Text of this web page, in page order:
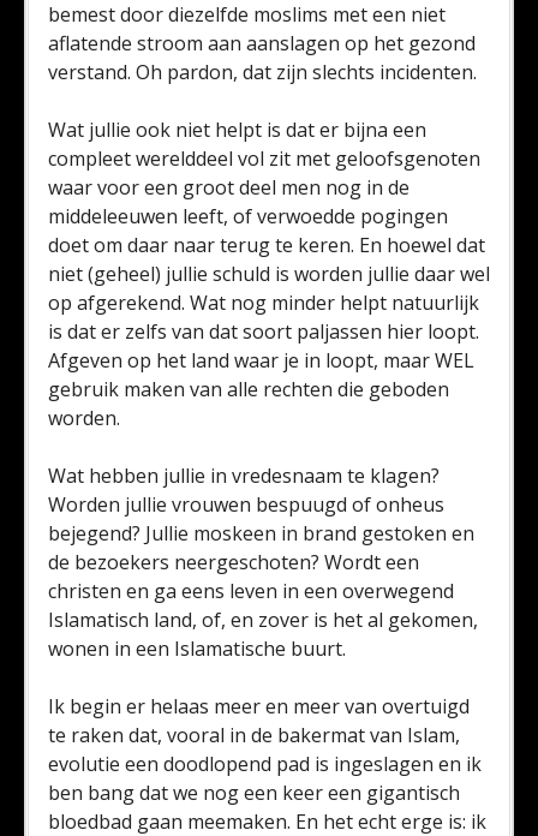
bemest door diezelfde moslims met een niet
aflatende stroom aan aanslagen op het gezond
verstand. Oh pardon, dat zijn slechts incidenten.
Wat jullie ook niet helpt is dat er bijna een
compleet werelddeel vol zit met geloofsgenoten
waar voor een groot deel men nog in de
middeleeuwen leeft, of verwoedde pogingen
doet om daar naar terug te keren. En hoewel dat
niet (geheel) jullie schuld is worden jullie daar wel
op afgerekend. Wat nog minder helpt natuurlijk
is dat er zelfs van dat soort paljassen hier loopt.
Afgeven op het land waar je in loopt, maar WEL
gebruik maken van alle rechten die geboden
worden.
Wat hebben jullie in vredesnaam te klagen?
Worden jullie vrouwen bespuugd of onheus
bejegend? Jullie moskeen in brand gestoken en
de bezoekers neergeschoten? Wordt een
christen en ga eens leven in een overwegend
Islamatisch land, of, en zover is het al gekomen,
wonen in een Islamatische buurt.
Ik begin er helaas meer en meer van overtuigd
te raken dat, vooral in de bakermat van Islam,
evolutie een doodlopend pad is ingeslagen en ik
ben bang dat we nog een keer een gigantisch
bloedbad gaan meemaken. En het echt erge is: ik